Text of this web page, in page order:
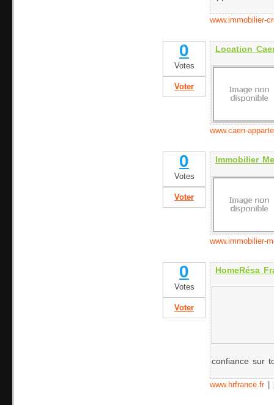
www.immobilier-
0
Votes
Voter
Location
www.caen-
0
Votes
Voter
Immobilier
www.immobilier-
0
Votes
Voter
HomeRésa
confiance sur
www.hrfrance.fr|